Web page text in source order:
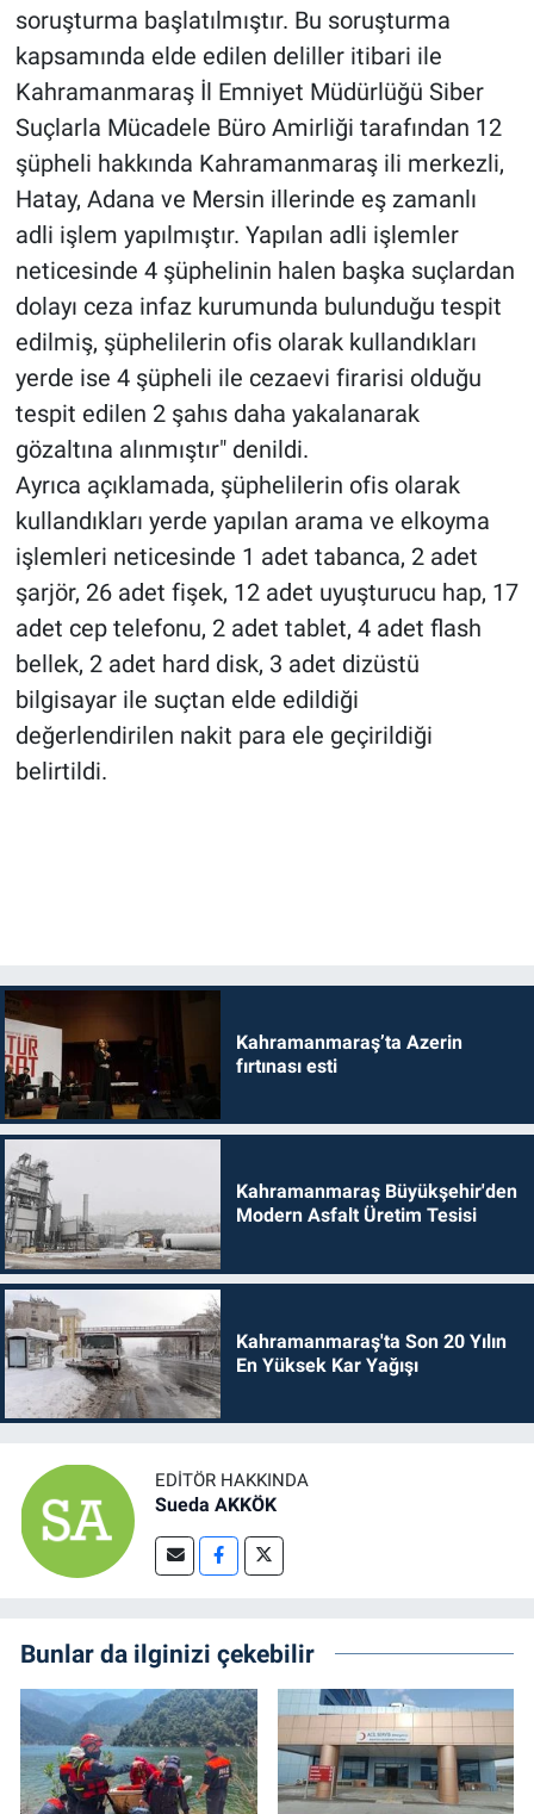
soruşturma başlatılmıştır. Bu soruşturma
kapsamında elde edilen deliller itibari ile
Kahramanmaraş İl Emniyet Müdürlüğü Siber
Suçlarla Mücadele Büro Amirliği tarafından 12
şüpheli hakkında Kahramanmaraş ili merkezli,
Hatay, Adana ve Mersin illerinde eş zamanlı
adli işlem yapılmıştır. Yapılan adli işlemler
neticesinde 4 şüphelinin halen başka suçlardan
dolayı ceza infaz kurumunda bulunduğu tespit
edilmiş, şüphelilerin ofis olarak kullandıkları
yerde ise 4 şüpheli ile cezaevi firarisi olduğu
tespit edilen 2 şahıs daha yakalanarak
gözaltına alınmıştır" denildi.
Ayrıca açıklamada, şüphelilerin ofis olarak
kullandıkları yerde yapılan arama ve elkoyma
işlemleri neticesinde 1 adet tabanca, 2 adet
şarjör, 26 adet fişek, 12 adet uyuşturucu hap, 17
adet cep telefonu, 2 adet tablet, 4 adet flash
bellek, 2 adet hard disk, 3 adet dizüstü
bilgisayar ile suçtan elde edildiği
değerlendirilen nakit para ele geçirildiği
belirtildi.
Kahramanmaraş’ta Azerin
fırtınası esti
Kahramanmaraş Büyükşehir'den
Modern Asfalt Üretim Tesisi
Kahramanmaraş'ta Son 20 Yılın
En Yüksek Kar Yağışı
EDITÖR HAKKINDA
Sueda AKKÖK
Bunlar da ilginizi çekebilir